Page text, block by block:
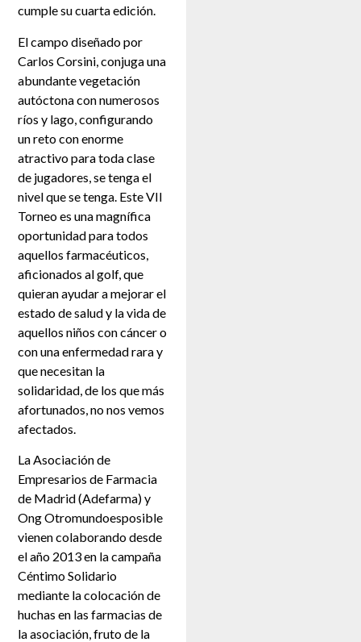
cumple su cuarta edición.
El campo diseñado por
Carlos Corsini, conjuga una
abundante vegetación
autóctona con numerosos
ríos y lago, configurando
un reto con enorme
atractivo para toda clase
de jugadores, se tenga el
nivel que se tenga. Este VII
Torneo es una magnífica
oportunidad para todos
aquellos farmacéuticos,
aficionados al golf, que
quieran ayudar a mejorar el
estado de salud y la vida de
aquellos niños con cáncer o
con una enfermedad rara y
que necesitan la
solidaridad, de los que más
afortunados, no nos vemos
afectados.
La Asociación de
Empresarios de Farmacia
de Madrid (Adefarma) y
Ong Otromundoesposible
vienen colaborando desde
el año 2013 en la campaña
Céntimo Solidario
mediante la colocación de
huchas en las farmacias de
la asociación, fruto de la